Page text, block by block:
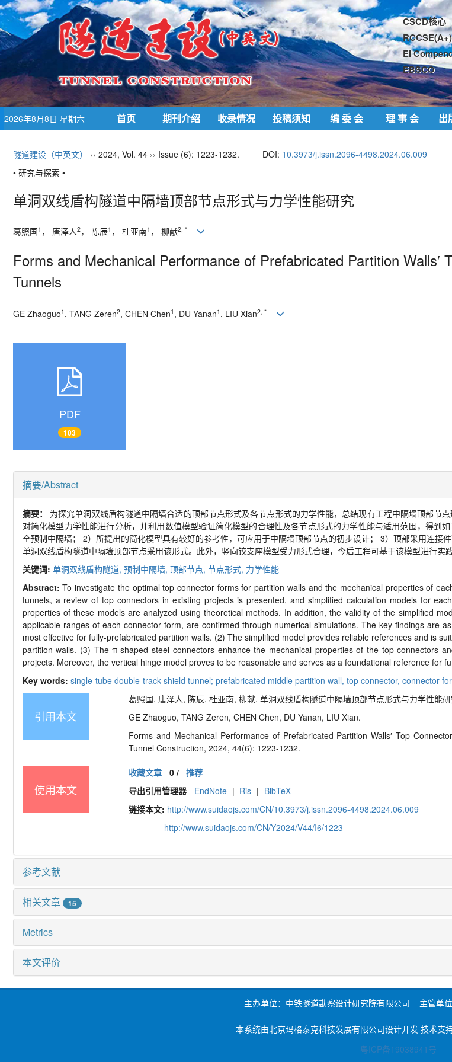
CSCD核心
RCCSE(A+)
Ei
EBSCO
2026年8月8日 星期六 首页 期刊介绍 收录情况 投稿须知 编 委 会 理 事 会 出
隧道建设（中英文） ›› 2024, Vol. 44 ›› Issue (6): 1223-1232. DOI: 10.3973/j.issn.2096-4498.2024.06.009
• 研究与探索 •
单洞双线盾构隧道中隔墙顶部节点形式与力学性能研究
葛照国1 ， 唐泽人2， 陈辰1 ， 杜亚南1 ， 柳献2, *
Forms and Mechanical Performance of Prefabricated Partition Walls′
Tunnels
GE Zhaoguo1 , TANG Zeren2, CHEN Chen1 , DU Yanan1 , LIU Xian2, *
PDF
103
摘要/Abstract
摘要： 为探究单洞双线盾构隧道中隔墙合适的顶部节点形式及各节点形式的力学性能，总结现有工程中隔墙顶部节
对简化模型力学性能进行分析，并利用数值模型验证简化模型的合理性及各节点形式的力学性能与适用范围，得到如
全预制中隔墙；
2）所提出的简化模型具有较好的参考性，可应用于中隔墙顶部节点的初步设计； 3）顶部采用连接
单洞双线盾构隧道中隔墙顶部节点采用该形式。此外，竖向铰支座模型受力形式合理，今后工程可基于该模型进行实践
关键词: 单洞双线盾构隧道, 预制中隔墙, 顶部节点, 节点形式, 力学性能
Abstract:To investigate the optimal top connector forms for partition walls and the mechanical properties of
tunnels, a review of top connectors in existing projects is presented, and simplified calculation models for
properties of these models are analyzed using theoretical methods. In addition, the validity of the simplified
applicable ranges of each connector form, are confirmed through numerical simulations. The key findings are
most effective for fully-prefabricated partition walls. (2) The simplified model provides reliable references and is
partition walls. (3) Theπ-shaped steel connectors enhance the mechanical properties of the top connectors
projects. Moreover, the vertical hinge model proves to be reasonable and serves as a foundational reference for
Key words: single-tube double-track shield tunnel; prefabricated middle partition wall, top connector, connector
引用本文
葛照国, 唐泽人, 陈辰, 杜亚南, 柳献. 单洞双线盾构隧道中隔墙顶部节点形式与力学性能
GE Zhaoguo, TANG Zeren, CHEN Chen, DU Yanan, LIU Xian.
Forms and Mechanical Performance of Prefabricated Partition Walls′ Top
Tunnel Construction, 2024, 44(6): 1223-1232.
使用本文
收藏文章 0/ 推荐
导出引用管理器
EndNote | Ris | BibTeX
链接本文: http://www.suidaojs.com/CN/10.3973/j.issn.2096-4498.2024.06.009
http://www.suidaojs.com/CN/Y2024/V44/I6/1223
参考文献
相关文章 15
Metrics
本文评价
主办单位：中铁隧道勘察设计研究院有限公司 主管单
本系统由北京玛格泰克科技发展有限公司设计开发 技术支
粤ICP备19038941号